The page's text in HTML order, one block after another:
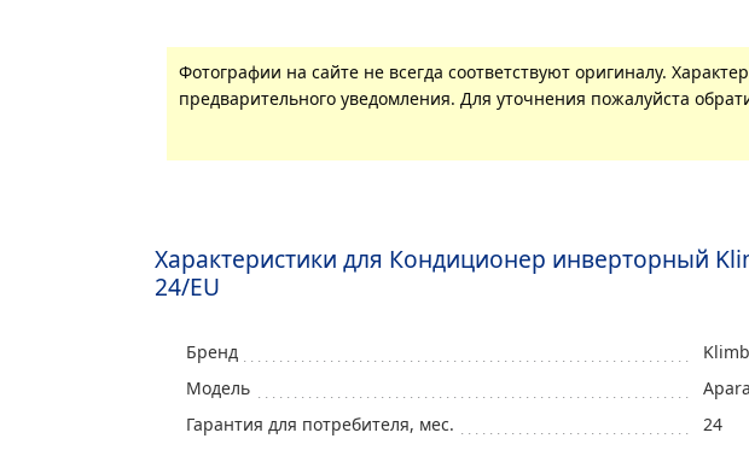
Фотографии на сайте не всегда соответствуют оригиналу.
предварительного уведомления. Для уточнения пожалуйста
Характеристики для Кондиционер инверторный
24/EU
Бренд
Модель
Гарантия для потребителя, мес.
24